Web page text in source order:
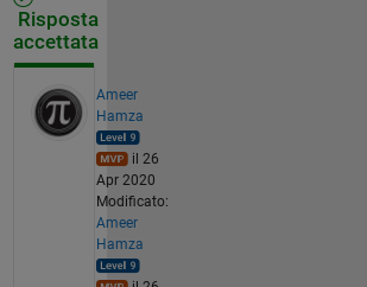
Risposta
accettata
Ameer
Hamza
il 26
Apr 2020
Modificato:
Ameer
Hamza